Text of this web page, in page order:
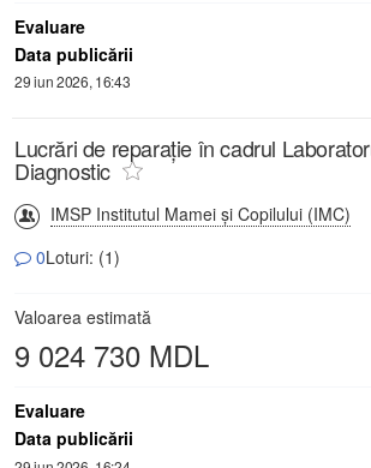
Evaluare
Data publicării
29 iun 2026, 16:43
Lucrări de reparație în cadrul
Diagnostic
IMSP Institutul Mamei și Copilului (IMC)
0Loturi: (1)
Valoarea estimată
9 024 730 MDL
Evaluare
Data publicării